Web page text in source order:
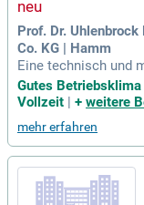
Prof. Dr.
Co. KG | Hamm
Eine technisch und
attete radiologische
mit RIS- und PACS-
ene Kolleg:innen
Gutes
Vollzeit | + weitere
mehr erfahren